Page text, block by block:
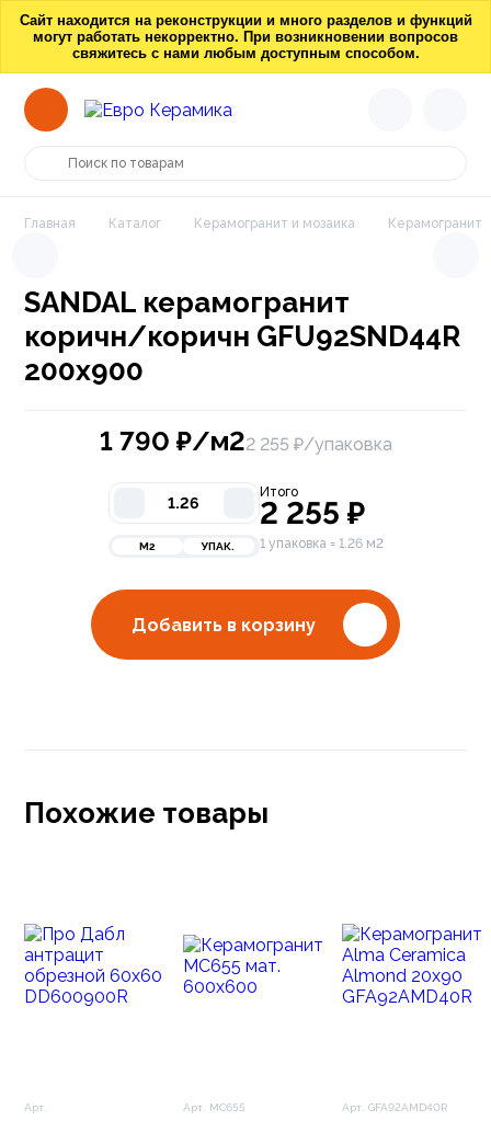
Сайт находится на реконструкции и много разделов и функций
могут работать некорректно. При возникновении вопросов
свяжитесь с нами любым доступным способом.
Главная Каталог Керамогранит и мозаика Керамогранит
SANDAL керамогранит
коричн/коричн GFU92SND44R
200х900
1 790 ₽/м22 255 ₽/упаковка
М2 УПАК.
Итого
2 255 ₽
1 упаковка = 1.26 м2
Добавить в корзину
Похожие товары
Арт. Арт. МС655 Арт. GFA92AMD40R